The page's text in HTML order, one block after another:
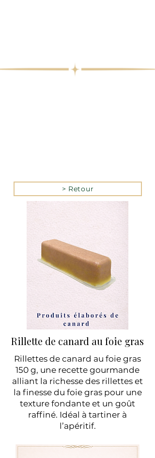
> Retour
Rillette de canard au foie gras
Rillettes de canard au foie gras
150 g, une recette gourmande
alliant la richesse des rillettes et
la finesse du foie gras pour une
texture fondante et un goût
raffiné. Idéal à tartiner à
l’apéritif.